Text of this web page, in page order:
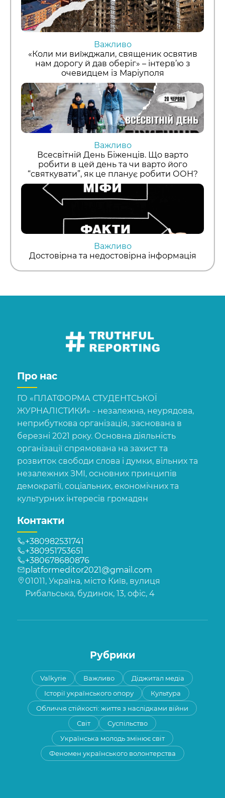
Важливо
«Коли ми виїжджали, священик освятив
нам дорогу й дав оберіг» – інтерв’ю з
очевидцем із Маріуполя
Важливо
Всесвітній День Біженців. Що варто
робити в цей день та чи варто його
“святкувати”, як це планує робити ООН?
Важливо
Достовірна та недостовірна інформація
Про нас
ГО «ПЛАТФОРМА СТУДЕНТСЬКОЇ
ЖУРНАЛІСТИКИ» - незалежна, неурядова,
неприбуткова організація, заснована в
березні 2021 року. Основна діяльність
організації спрямована на захист та
розвиток свободи слова і думки, вільних та
незалежних ЗМІ, основних принципів
демократії, соціальних, економічних та
культурних інтересів громадян
Контакти
+380982531741
+380951753651
+380678680876
platformeditor2021@gmail.com
01011, Україна, місто Київ, вулиця
Рибальська, будинок, 13, офіс, 4
Рубрики
Valkyrie Важливо
Діджитал медіа
Історії українського опору
Культура
Обличчя стійкості: життя з наслідками війни
Світ
Суспільство
Українська молодь змінює світ
Феномен українського волонтерства